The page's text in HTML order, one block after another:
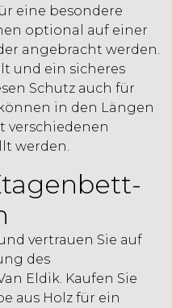
eine besondere
optional auf einer
angebracht werden.
und ein sicheres
Schutz auch für
in den Längen
verschiedenen
werden.
vertrauen Sie auf
des
Eldik. Kaufen Sie
aus Holz für ein